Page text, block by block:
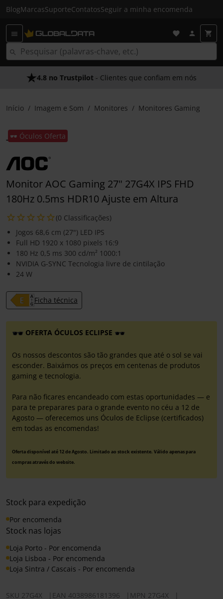
BlogMarcasSuporteContatosSeguir a minha encomenda
4.8 no Trustpilot - Clientes que confiam em nós
Início Imagem e Som Monitores Monitores Gaming
🕶️ Óculos Oferta
Monitor AOC Gaming 27" 27G4X IPS FHD
180Hz 0.5ms HDR10 Ajuste em Altura
(0 Classificações)
Jogos 68,6 cm (27") LED IPS
Full HD 1920 x 1080 pixels 16:9
180 Hz 0,5 ms 300 cd/m² 1000:1
NVIDIA G-SYNC Tecnologia livre de cintilação
24 W
Ficha técnica
OFERTA ÓCULOS ECLIPSE
Os nossos descontos são tão grandes que até o sol se vai
esconder. Baixámos os preços em centenas de produtos
gaming e tecnologia.
Para não ficares encandeado com estas oportunidades — e
para te preparares para o grande evento no céu a 12 de
Agosto — oferecemos uns Óculos de Eclipse (certificados)
em todas as encomendas!
Oferta disponível até 12 de Agosto. Limitado ao stock existente. Válido apenas para
compras através do website.
Stock para expedição
Por encomenda
Stock nas lojas
Loja Porto - Por encomenda
Loja Lisboa - Por encomenda
Loja Sintra / Cascais - Por encomenda
SKU 27G4X EAN 4038986181396 MPN 27G4X